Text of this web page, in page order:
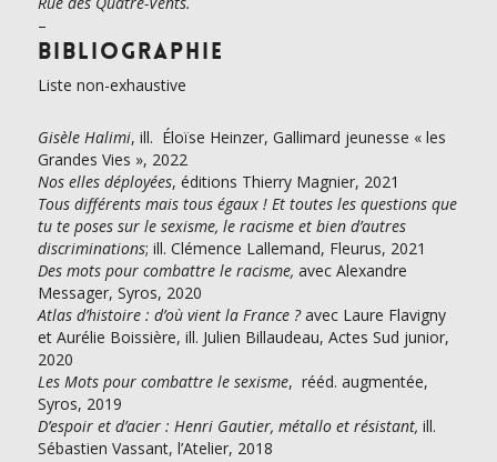
–
Bibliographie
Liste non-exhaustive
Gisèle Halimi, ill. Éloïse Heinzer, Gallimard jeunesse « les
Grandes Vies », 2022
Nos elles déployées, éditions Thierry Magnier, 2021
Tous différents mais tous égaux ! Et toutes les questions que
tu te poses sur le sexisme, le racisme et bien d’autres
discriminations; ill. Clémence Lallemand, Fleurus, 2021
Des mots pour combattre le racisme, avec Alexandre
Messager, Syros, 2020
Atlas d’histoire : d’où vient la France ?avec Laure Flavigny
et Aurélie Boissière, ill. Julien Billaudeau, Actes Sud junior,
2020
Les Mots pour combattre le sexisme, rééd. augmentée,
Syros, 2019
D’espoir et d’acier : Henri Gautier, métallo et résistant, ill.
Sébastien Vassant, l’Atelier, 2018